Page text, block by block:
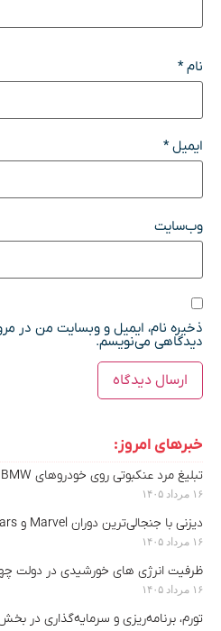
نام*
ایمیل*
وب‌سایت
ذخیره نام، ایمیل و وبسایت من در
دیدگاهی می‌نویسم.
خبرهای امروز:
تبلیغ مرد عنکبوتی روی خودروهای BMW ظاهر شد | اعتراض شدید مالکان
۱۶ مرداد ۱۴۰۵
دیزنی با جنجالی‌ترین دوران Marvel و Star Wars خداحافظی می‌کند
۱۶ مرداد ۱۴۰۵
ظرفیت انرژی های خورشیدی در دولت چهاردهم ۴.۶
۱۶ مرداد ۱۴۰۵
تورم، برنامه‌ریزی و سرمایه‌گذاری در